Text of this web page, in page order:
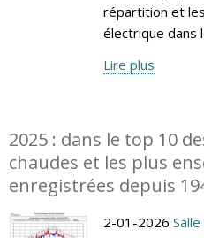
répartition et
électrique dans
Lire plus
2025 : dans le top 10
chaudes et les plus
enregistrées depuis
2-01-2026